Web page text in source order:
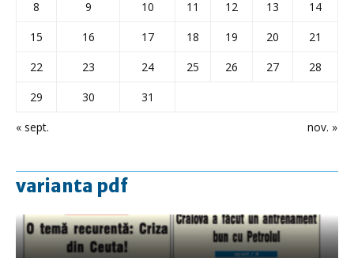
« sept. nov. »
8
9 10 11 12 13
14
15
16 17 18 19 20
21
22
23 24 25 26 27
28
29
30 31
varianta pdf